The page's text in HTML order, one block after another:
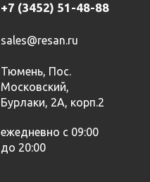
+7 (3452) 51-48-88
sales@resan.ru
Тюмень, Пос.
Московский,
Бурлаки, 2А, корп.2
ежедневно с 09:00
до 20:00